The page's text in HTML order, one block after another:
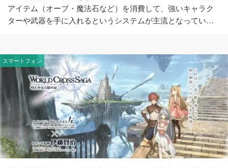
アイテム（オーブ・魔法石など）を消費して、強いキャラク
ターや武器を手に入れるというシステムが主流となってい…
スマートフォン